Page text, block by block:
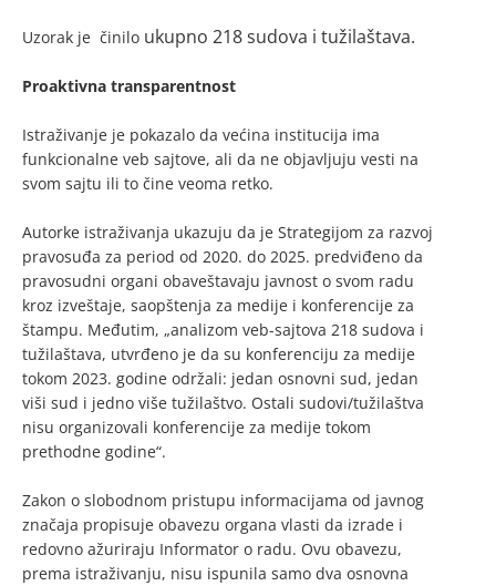
Uzorak je činilo ukupno 218 sudova i tužilaštava.
Proaktivna transparentnost
Istraživanje je pokazalo da većina institucija ima
funkcionalne veb sajtove, ali da ne objavljuju vesti na
svom sajtu ili to čine veoma retko.
Autorke istraživanja ukazuju da je Strategijom za razvoj
pravosuđa za period od 2020. do 2025. predviđeno da
pravosudni organi obaveštavaju javnost o svom radu
kroz izveštaje, saopštenja za medije i konferencije za
štampu. Međutim, „analizom veb-sajtova 218 sudova i
tužilaštava, utvrđeno je da su konferenciju za medije
tokom 2023. godine održali: jedan osnovni sud, jedan
viši sud i jedno više tužilaštvo. Ostali sudovi/tužilaštva
nisu organizovali konferencije za medije tokom
prethodne godine“.
Zakon o slobodnom pristupu informacijama od javnog
značaja propisuje obavezu organa vlasti da izrade i
redovno ažuriraju Informator o radu. Ovu obavezu,
prema istraživanju, nisu ispunila samo dva osnovna